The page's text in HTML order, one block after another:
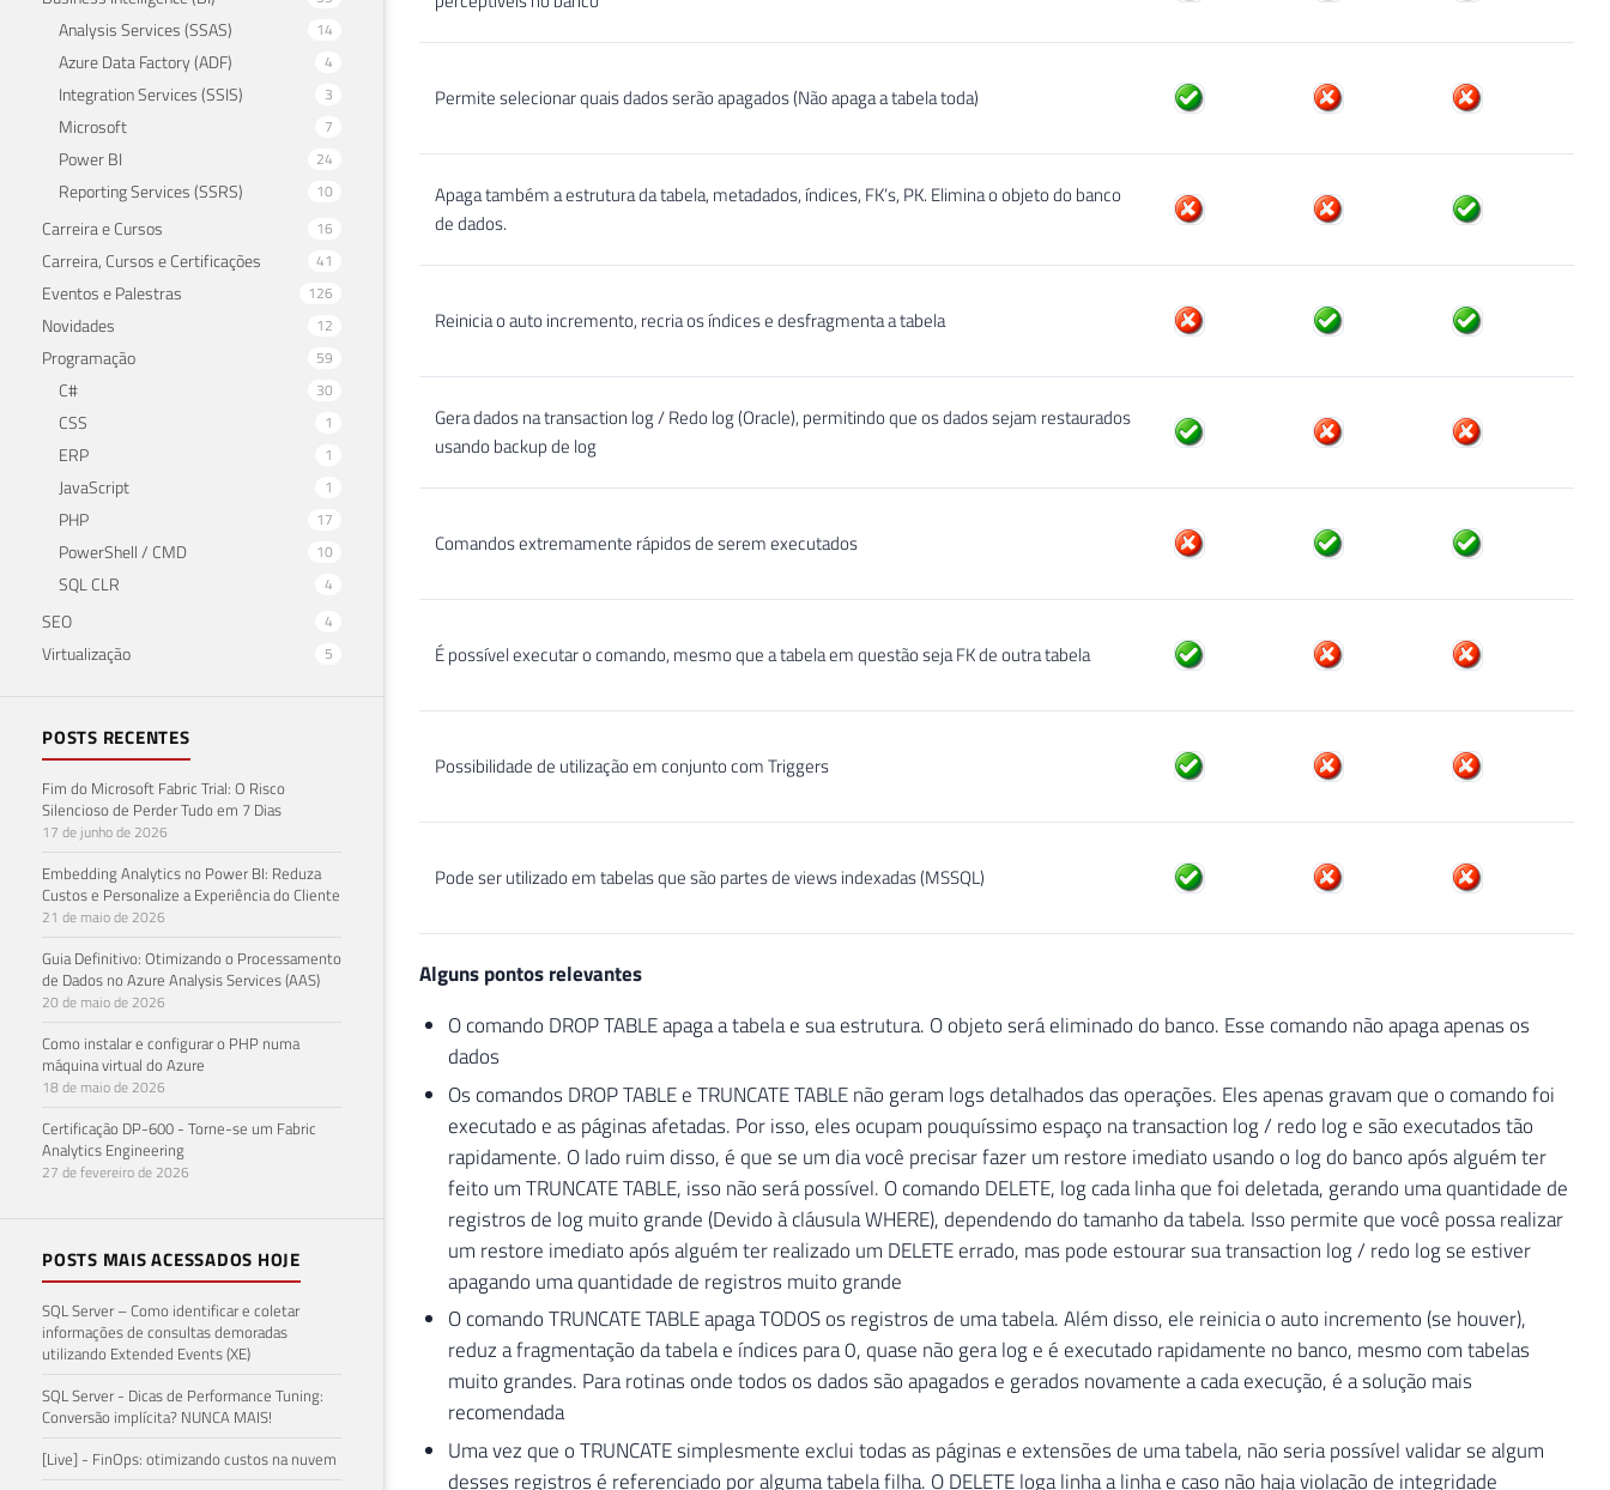
Analysis Services (SSAS) 14
Azure Data Factory (ADF) 4
Integration Services (SSIS) 3
Microsoft 7
Power BI 24
Reporting Services (SSRS) 10
Carreira e Cursos 16
Carreira, Cursos e Certificações 41
Eventos e Palestras 126
Novidades 12
Programação 59
C# 30
CSS 1
ERP 1
JavaScript 1
PHP 17
PowerShell / CMD 10
SQL CLR 4
SEO 4
Virtualização 5
POSTS RECENTES
Fim do Microsoft Fabric Trial: O Risco
Silencioso de Perder Tudo em 7 Dias
17 de junho de 2026
Embedding Analytics no Power BI: Reduza
Custos e Personalize a Experiência do Cliente
21 de maio de 2026
Guia Definitivo: Otimizando o Processamento
de Dados no Azure Analysis Services (AAS)
20 de maio de 2026
Como instalar e configurar o PHP numa
máquina virtual do Azure
18 de maio de 2026
Certificação DP-600 - Torne-se um Fabric
Analytics Engineering
27 de fevereiro de 2026
POSTS MAIS ACESSADOS HOJE
SQL Server – Como identificar e coletar
informações de consultas demoradas
utilizando Extended Events (XE)
SQL Server - Dicas de Performance Tuning:
Conversão implícita? NUNCA MAIS!
[Live] - FinOps: otimizando custos na nuvem
Permite selecionar quais dados serão apagados (Não apaga a tabela toda)
Apaga também a estrutura da tabela, metadados, índices, FK’s, PK. Elimina o objeto do banco
de dados.
Reinicia o auto incremento, recria os índices e desfragmenta a tabela
Gera dados na transaction log / Redo log (Oracle), permitindo que os dados sejam restaurados
usando backup de log
Comandos extremamente rápidos de serem executados
É possível executar o comando, mesmo que a tabela em questão seja FK de outra tabela
Possibilidade de utilização em conjunto com Triggers
Pode ser utilizado em tabelas que são partes de views indexadas (MSSQL)
Alguns pontos relevantes
O comando DROP TABLE apaga a tabela e sua estrutura. O objeto será eliminado do banco. Esse comando não apaga apenas os
dados
Os comandos DROP TABLE e TRUNCATE TABLE não geram logs detalhados das operações. Eles apenas gravam que o comando foi
executado e as páginas afetadas. Por isso, eles ocupam pouquíssimo espaço na transaction log / redo log e são executados tão
rapidamente. O lado ruim disso, é que se um dia você precisar fazer um restore imediato usando o log do banco após alguém ter
feito um TRUNCATE TABLE, isso não será possível. O comando DELETE, log cada linha que foi deletada, gerando uma quantidade de
registros de log muito grande (Devido à cláusula WHERE), dependendo do tamanho da tabela. Isso permite que você possa realizar
um restore imediato após alguém ter realizado um DELETE errado, mas pode estourar sua transaction log / redo log se estiver
apagando uma quantidade de registros muito grande
O comando TRUNCATE TABLE apaga TODOS os registros de uma tabela. Além disso, ele reinicia o auto incremento (se houver),
reduz a fragmentação da tabela e índices para 0, quase não gera log e é executado rapidamente no banco, mesmo com tabelas
muito grandes. Para rotinas onde todos os dados são apagados e gerados novamente a cada execução, é a solução mais
recomendada
Uma vez que o TRUNCATE simplesmente exclui todas as páginas e extensões de uma tabela, não seria possível validar se algum
desses registros é referenciado por alguma tabela filha. O DELETE loga linha a linha e caso não haja violação de integridade